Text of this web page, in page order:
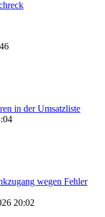
in der Umsatzliste
wegen Fehler
20:02